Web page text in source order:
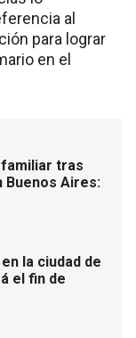
al
para lograr
en el
familiar tras
Buenos Aires:
la ciudad de
el fin de